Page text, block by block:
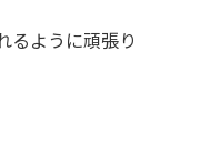
るように頑張り